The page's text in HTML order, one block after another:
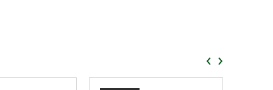
‹ ›